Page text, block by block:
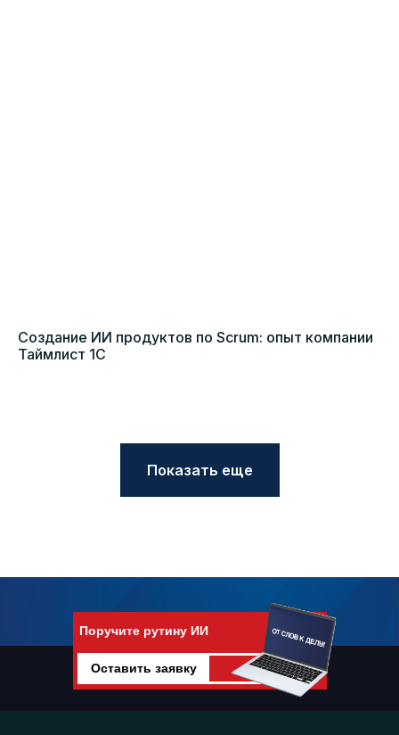
Создание ИИ продуктов по Scrum: опыт компании
Таймлист 1С
Показать еще
Оставить заявку
Поручите рутину ИИ